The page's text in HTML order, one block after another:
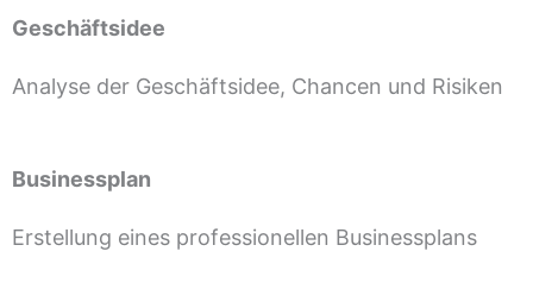
Geschäftsidee
Analyse der Geschäftsidee, Chancen und Risiken
Businessplan
Erstellung eines professionellen Businessplans